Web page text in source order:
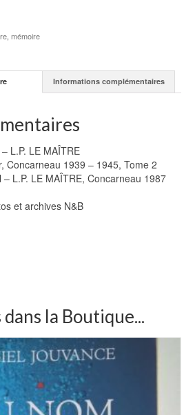
, mémoire
Informations complémentaires
L.P. LE MAÎTRE
Concarneau 1939 – 1945, Tome 2
L.P. LE MAÎTRE, Concarneau 1987
et archives N&B
la Boutique...